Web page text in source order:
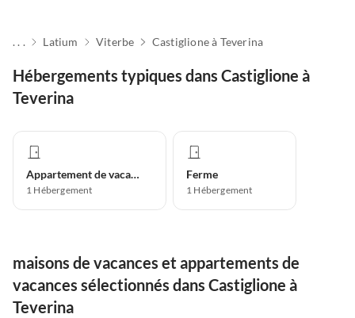
. . . Latium Viterbe Castiglione à Teverina
Hébergements typiques dans Castiglione à
Teverina
Appartement de vacances
1 Hébergement
Ferme
1 Hébergement
maisons de vacances et appartements de
vacances sélectionnés dans Castiglione à
Teverina